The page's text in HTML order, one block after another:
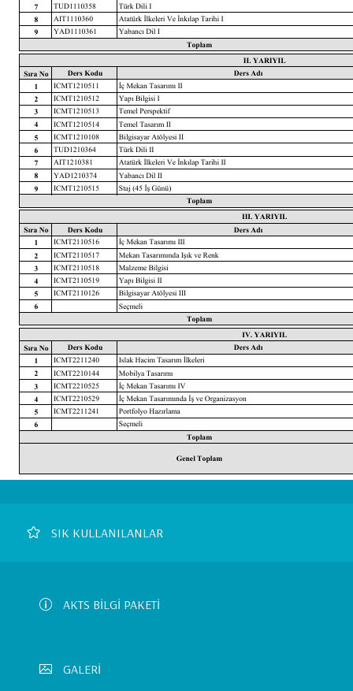
Footer
Menu
SIK KULLANILANLAR
AKTS BİLGİ PAKETİ
GALERİ